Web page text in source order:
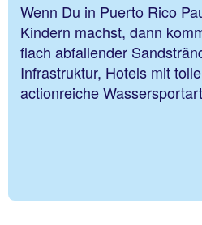
Wenn Du in Puerto Rico
Kindern machst, dann
flach abfallender
Infrastruktur, Hotels mit
actionreiche